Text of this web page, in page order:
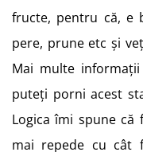
fructe, pentru că, e
pere, prune etc și
Mai multe
puteți porni acest
Logica îmi spune
mai repede cu cât